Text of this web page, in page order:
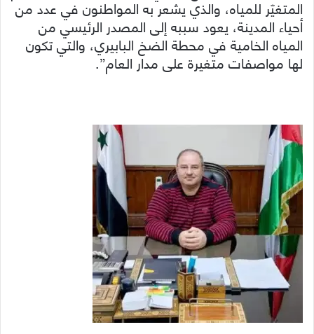
المتغيّر للمياه، والذي يشعر به المواطنون في عدد من
أحياء المدينة، يعود سببه إلى المصدر الرئيسي من
المياه الخامية في محطة الضخ البابيري، والتي تكون
لها مواصفات متغيرة على مدار العام”.